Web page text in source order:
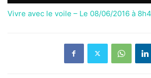
Vivre avec le voile – Le 08/06/2016 à